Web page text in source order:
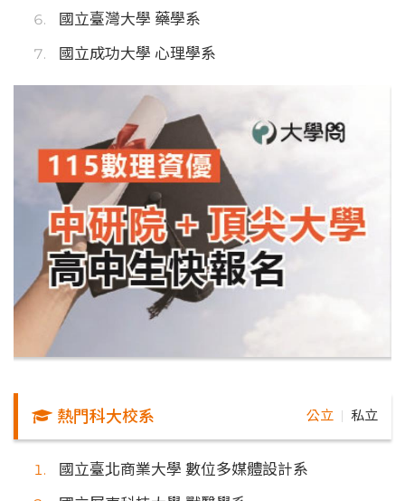
國立臺灣大學 藥學系
國立成功大學 心理學系
熱門科大校系 公立 私立
國立臺北商業大學 數位多媒體設計系